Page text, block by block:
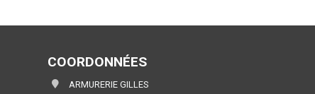
COORDONNÉES
ARMURERIE GILLES